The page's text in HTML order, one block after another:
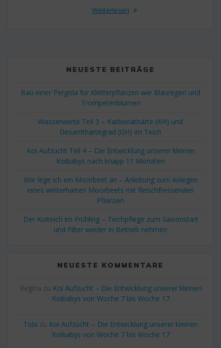
Weiterlesen
NEUESTE BEITRÄGE
Bau einer Pergola für Kletterpflanzen wie Blauregen und
Trompetenblumen
Wasserwerte Teil 3 – Karbonathärte (KH) und
Gesamthärtegrad (GH) im Teich
Koi Aufzucht Teil 4 – Die Entwicklung unserer kleinen
Koibabys nach knapp 11 Monaten
Wie lege ich ein Moorbeet an – Anleitung zum Anlegen
eines winterharten Moorbeets mit fleischfressenden
Pflanzen
Der Koiteich im Frühling – Teichpflege zum Saisonstart
und Filter wieder in Betrieb nehmen
NEUESTE KOMMENTARE
Regina zu Koi Aufzucht – Die Entwicklung unserer kleinen
Koibabys von Woche 7 bis Woche 17
Tobi zu Koi Aufzucht – Die Entwicklung unserer kleinen
Koibabys von Woche 7 bis Woche 17